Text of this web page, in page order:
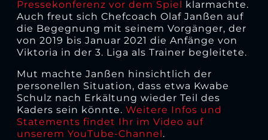
Pressekonferenz vor dem Spiel klarmachte.
Auch freut sich Chefcoach Olaf Janßen auf
die Begegnung mit seinem Vorgänger, der
von 2019 bis Januar 2021 die Anfänge von
Viktoria in der 3. Liga als Trainer begleitete.
Mut machte Janßen hinsichtlich der
personellen Situation, dass etwa Kwabe
Schulz nach Erkältung wieder Teil des
Kaders sein könnte. Weitere Infos und
Statements findet Ihr im Video auf
unserem YouTube-Channel.